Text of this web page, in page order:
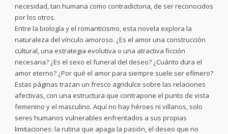
necesidad, tan humana como contradictoria, de ser reconocidos
por los otros.
Entre la biología y el romanticismo, esta novela explora la
naturaleza del vínculo amoroso. ¿Es el amor una construcción
cultural, una estrategia evolutiva o una atractiva ficción
necesaria? ¿Es el sexo el funeral del deseo? ¿Cuánto dura el
amor eterno? ¿Por qué el amor para siempre suele ser efímero?
Estas páginas trazan un fresco agridulce sobre las relaciones
afectivas, con una estructura que contrapone el punto de vista
femenino y el masculino. Aquí no hay héroes ni villanos, solo
seres humanos vulnerables enfrentados a sus propias
limitaciones: la rutina que apaga la pasión, el deseo que no